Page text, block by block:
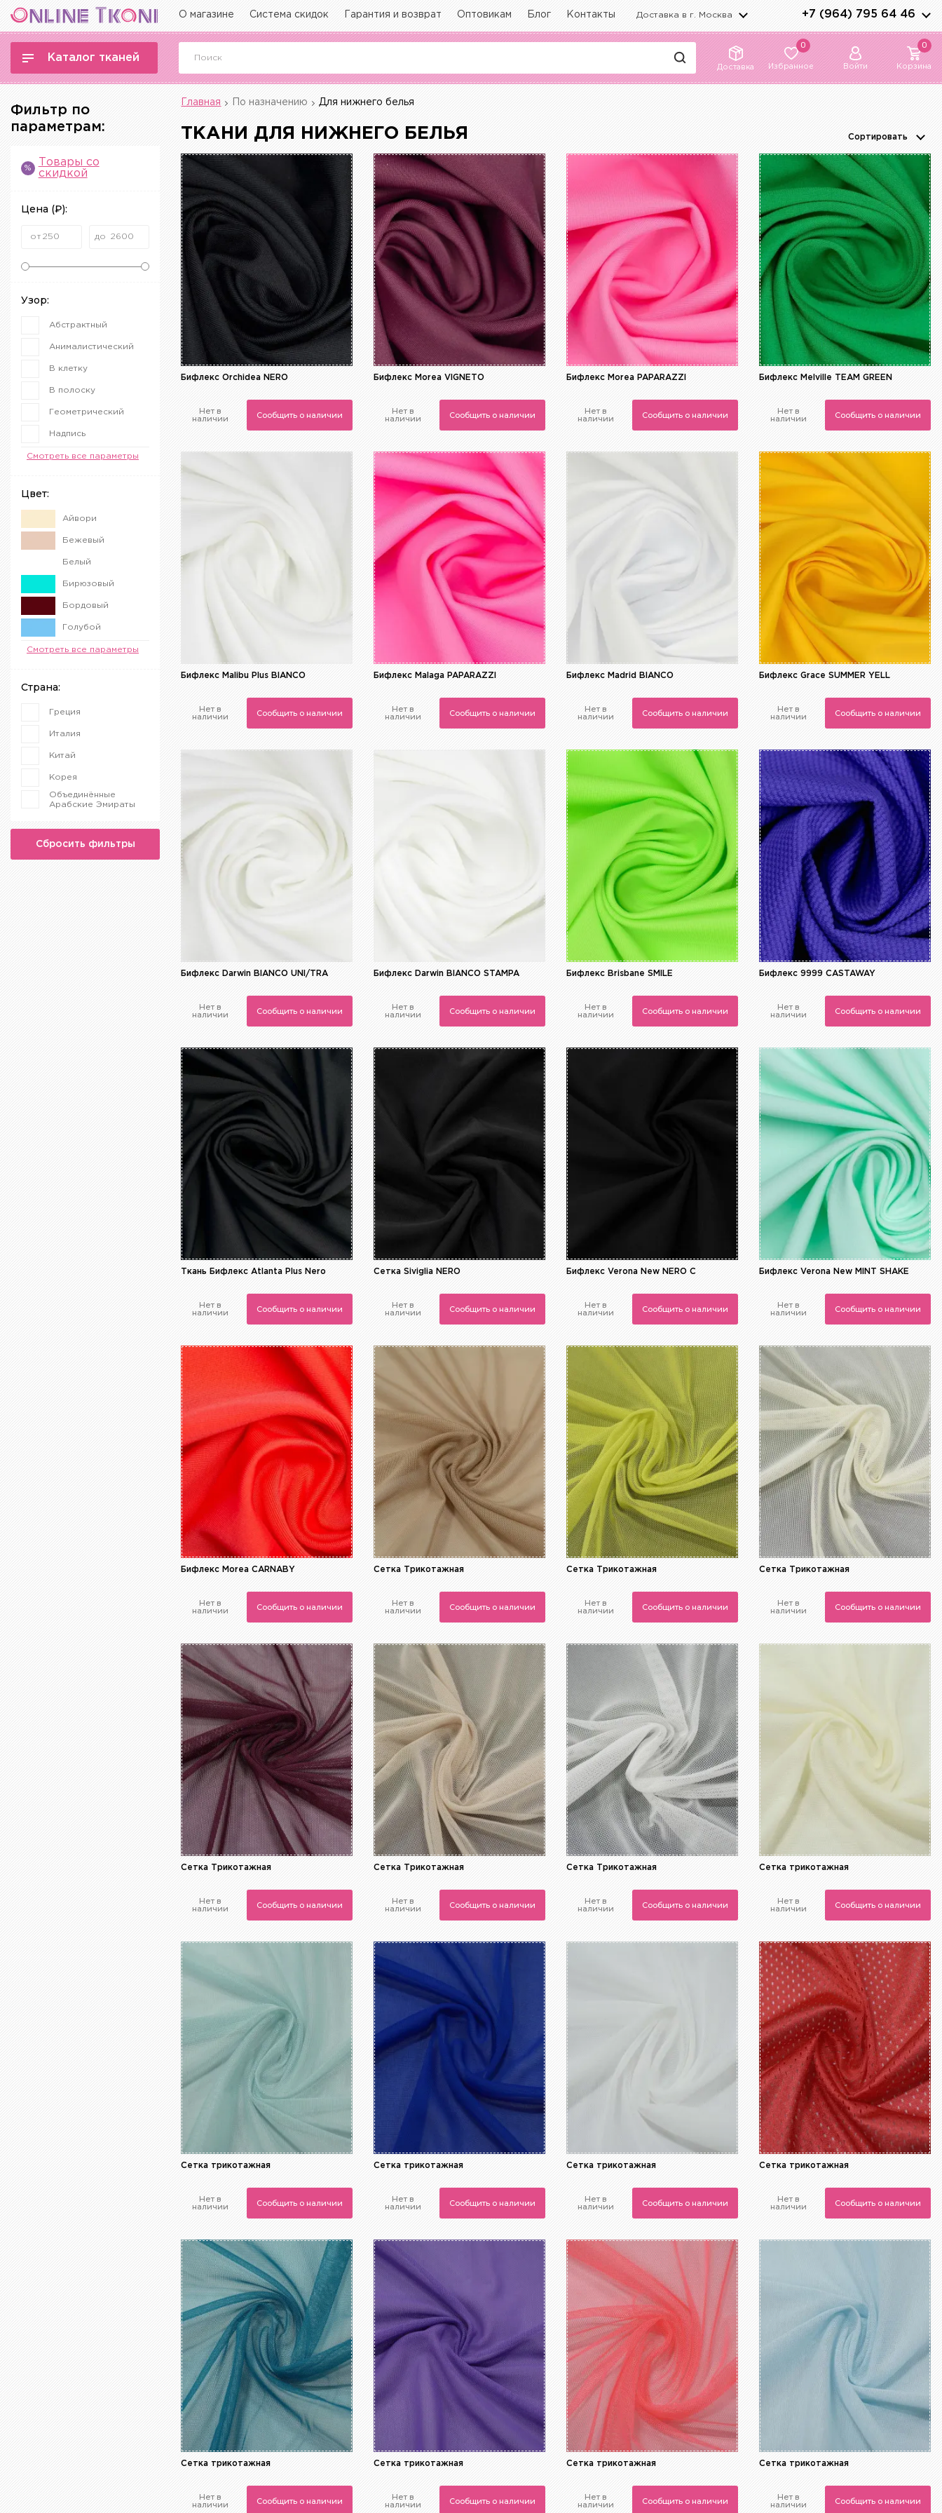
О магазине Система скидок Гарантия и возврат Оптовикам Блог Контакты Доставка в г. Москва +7 (964) 795 64 46
Каталог тканей
Доставка
0
Избранное Войти
0
Корзина
Фильтр по
параметрам:
%
Товары со
скидкой
Цена (₽):
Узор:
Абстрактный
Анималистический
В клетку
В полоску
Геометрический
Надпись
Полоска
Смотреть все параметры
Цвет:
Айвори
Бежевый
Белый
Бирюзовый
Бордовый
Голубой
Желтый
Коричневый
Красный
Малиновый
Оранжевый
Разноцветный
Серый
Смотреть все параметры
Страна:
Греция
Италия
Китай
Корея
Объединённые
Арабские Эмираты
Сбросить фильтры
Главная По назначению Для нижнего белья
ТКАНИ ДЛЯ НИЖНЕГО БЕЛЬЯ Сортировать
Бифлекс Orchidea NERO
Нет в
наличии Сообщить о наличии
Бифлекс Morea VIGNETO
Нет в
наличии Сообщить о наличии
Бифлекс Morea PAPARAZZI
Нет в
наличии Сообщить о наличии
Бифлекс Melville TEAM GREEN
Нет в
наличии Сообщить о наличии
Бифлекс Malibu Plus BIANCO
Нет в
наличии Сообщить о наличии
Бифлекс Malaga PAPARAZZI
Нет в
наличии Сообщить о наличии
Бифлекс Madrid BIANCO
Нет в
наличии Сообщить о наличии
Бифлекс Grace SUMMER YELL
Нет в
наличии Сообщить о наличии
Бифлекс Darwin BIANCO UNI/TRA
Нет в
наличии Сообщить о наличии
Бифлекс Darwin BIANCO STAMPA
Нет в
наличии Сообщить о наличии
Бифлекс Brisbane SMILE
Нет в
наличии Сообщить о наличии
Бифлекс 9999 CASTAWAY
Нет в
наличии Сообщить о наличии
Ткань Бифлекс Atlanta Plus Nero
Нет в
наличии Сообщить о наличии
Сетка Siviglia NERO
Нет в
наличии Сообщить о наличии
Бифлекс Verona New NERO C
Нет в
наличии Сообщить о наличии
Бифлекс Verona New MINT SHAKE
Нет в
наличии Сообщить о наличии
Бифлекс Morea CARNABY
Нет в
наличии Сообщить о наличии
Сетка Трикотажная
Нет в
наличии Сообщить о наличии
Сетка Трикотажная
Нет в
наличии Сообщить о наличии
Сетка Трикотажная
Нет в
наличии Сообщить о наличии
Сетка Трикотажная
Нет в
наличии Сообщить о наличии
Сетка Трикотажная
Нет в
наличии Сообщить о наличии
Сетка Трикотажная
Нет в
наличии Сообщить о наличии
Сетка трикотажная
Нет в
наличии Сообщить о наличии
Сетка трикотажная
Нет в
наличии Сообщить о наличии
Сетка трикотажная
Нет в
наличии Сообщить о наличии
Сетка трикотажная
Нет в
наличии Сообщить о наличии
Сетка трикотажная
Нет в
наличии Сообщить о наличии
Сетка трикотажная
Нет в
наличии Сообщить о наличии
Сетка трикотажная
Нет в
наличии Сообщить о наличии
Сетка трикотажная
Нет в
наличии Сообщить о наличии
Сетка трикотажная
Нет в
наличии Сообщить о наличии